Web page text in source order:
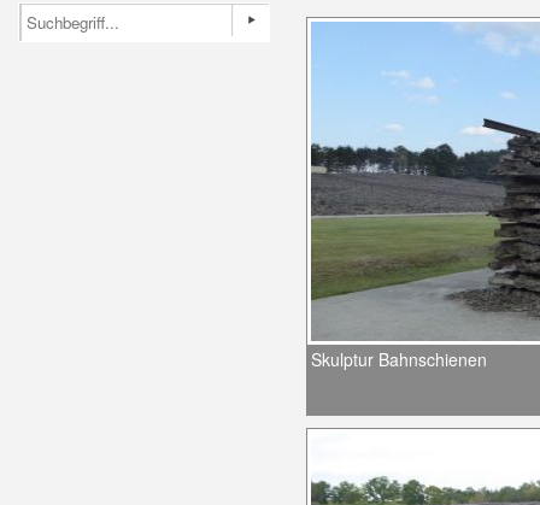
Skulptur Bahnschienen